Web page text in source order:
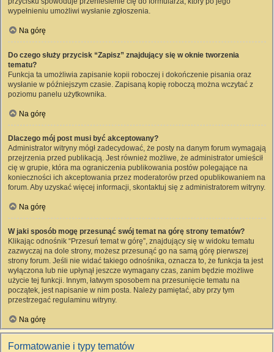
wypełnieniu umożliwi wysłanie zgłoszenia.
Na górę
Do czego służy przycisk “Zapisz” znajdujący się w oknie tworzenia
tematu?
Funkcja ta umożliwia zapisanie kopii roboczej i dokończenie pisania oraz
wysłanie w późniejszym czasie. Zapisaną kopię roboczą można wczytać z
poziomu panelu użytkownika.
Na górę
Dlaczego mój post musi być akceptowany?
Administrator witryny mógł zadecydować, że posty na danym forum wymagają
przejrzenia przed publikacją. Jest również możliwe, że administrator umieścił
cię w grupie, która ma ograniczenia publikowania postów polegające na
konieczności ich akceptowania przez moderatorów przed opublikowaniem na
forum. Aby uzyskać więcej informacji, skontaktuj się z administratorem witryny.
Na górę
W jaki sposób mogę przesunąć swój temat na górę strony tematów?
Klikając odnośnik “Przesuń temat w górę”, znajdujący się w widoku tematu
zazwyczaj na dole strony, możesz przesunąć go na samą górę pierwszej
strony forum. Jeśli nie widać takiego odnośnika, oznacza to, że funkcja ta jest
wyłączona lub nie upłynął jeszcze wymagany czas, zanim będzie możliwe
użycie tej funkcji. Innym, łatwym sposobem na przesunięcie tematu na
początek, jest napisanie w nim posta. Należy pamiętać, aby przy tym
przestrzegać regulaminu witryny.
Na górę
Formatowanie i typy tematów